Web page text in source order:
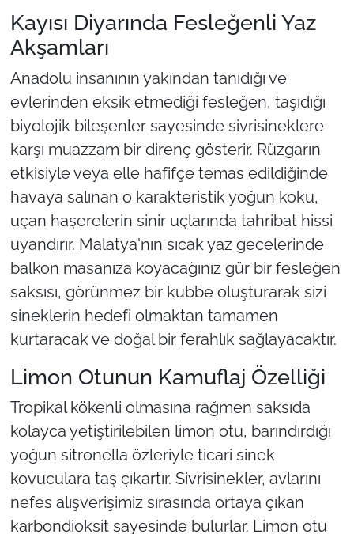
Kayısı Diyarında Fesleğenli Yaz
Akşamları
Anadolu insanının yakından tanıdığı ve
evlerinden eksik etmediği fesleğen, taşıdığı
biyolojik bileşenler sayesinde sivrisineklere
karşı muazzam bir direnç gösterir. Rüzgarın
etkisiyle veya elle hafifçe temas edildiğinde
havaya salınan o karakteristik yoğun koku,
uçan haşerelerin sinir uçlarında tahribat hissi
uyandırır. Malatya'nın sıcak yaz gecelerinde
balkon masanıza koyacağınız gür bir fesleğen
saksısı, görünmez bir kubbe oluşturarak sizi
sineklerin hedefi olmaktan tamamen
kurtaracak ve doğal bir ferahlık sağlayacaktır.
Limon Otunun Kamuflaj Özelliği
Tropikal kökenli olmasına rağmen saksıda
kolayca yetiştirilebilen limon otu, barındırdığı
yoğun sitronella özleriyle ticari sinek
kovuculara taş çıkartır. Sivrisinekler, avlarını
nefes alışverişimiz sırasında ortaya çıkan
karbondioksit sayesinde bulurlar. Limon otu